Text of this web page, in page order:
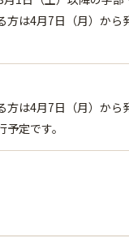
方は4月7日（月）から
方は4月7日（月）か
定です。